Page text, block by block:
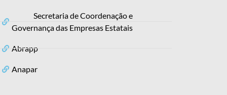
Secretaria de Coordenação e
Governança das Empresas Estatais
Abrapp
Anapar